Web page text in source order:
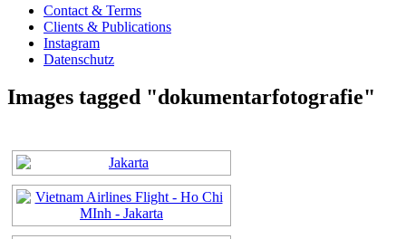
Contact & Terms
Clients & Publications
Instagram
Datenschutz
Images tagged "dokumentarfotografie"